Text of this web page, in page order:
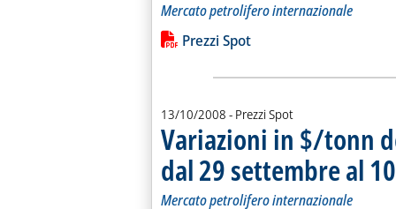
Mercato petrolifero internazionale
Leggi tutta la notizia: 'Variazioni in
Lista allegati PDF alla notizia
Prezzi Spot
13/10/2008 - Prezzi Spot
Variazioni in $/tonn
dal 29 settembre al
Mercato petrolifero internazionale